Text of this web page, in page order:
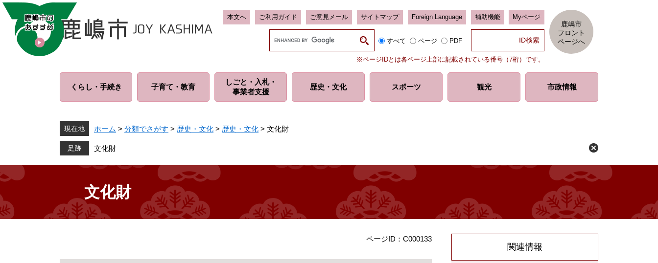
ペ
メ
本文へ ご利用ガイド ご意見メール サイトマップ Foreign Language 補助機能 Myページ
ム
すべて ページ PDF
※ページIDとは各ページ上部に記載されている番号（7桁）です。
鹿嶋市
フロント
ページへ
くらし・ 手続き 子育て・ 教育
しごと・入札・
事業者支援
歴史・ 文化 スポーツ 観光 市政情報
現在地 ホーム > 分類でさがす > 歴史・文化 > 歴史・文化 > 文化財
文化財
文化財
ページID：C000133
関連情報